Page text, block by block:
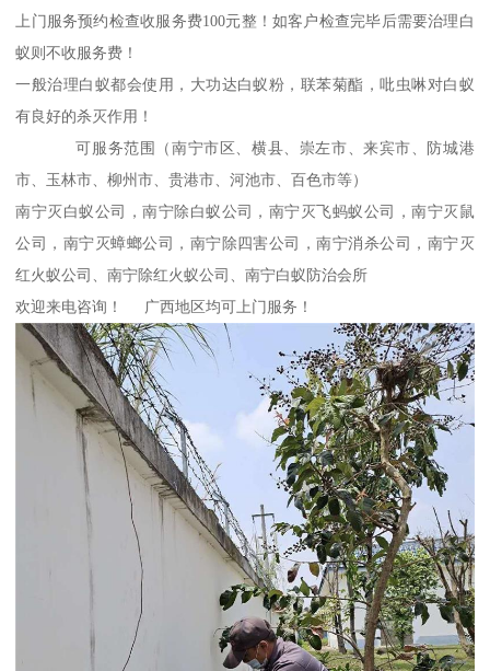
上门服务预约检查收服务费100元整！如客户检查完毕后需要治理白
蚁则不收服务费！
一般治理白蚁都会使用，大功达白蚁粉，联苯菊酯，吡虫啉对白蚁
有良好的杀灭作用！
可服务范围（南宁市区、横县、崇左市、来宾市、防城港
市、玉林市、柳州市、贵港市、河池市、百色市等）
南宁灭白蚁公司，南宁除白蚁公司，南宁灭飞蚂蚁公司，南宁灭鼠
公司，南宁灭蟑螂公司，南宁除四害公司，南宁消杀公司，南宁灭
红火蚁公司、南宁除红火蚁公司、南宁白蚁防治会所
欢迎来电咨询！ 广西地区均可上门服务！